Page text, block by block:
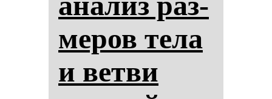
ме­ров те­ла
и вет­ви